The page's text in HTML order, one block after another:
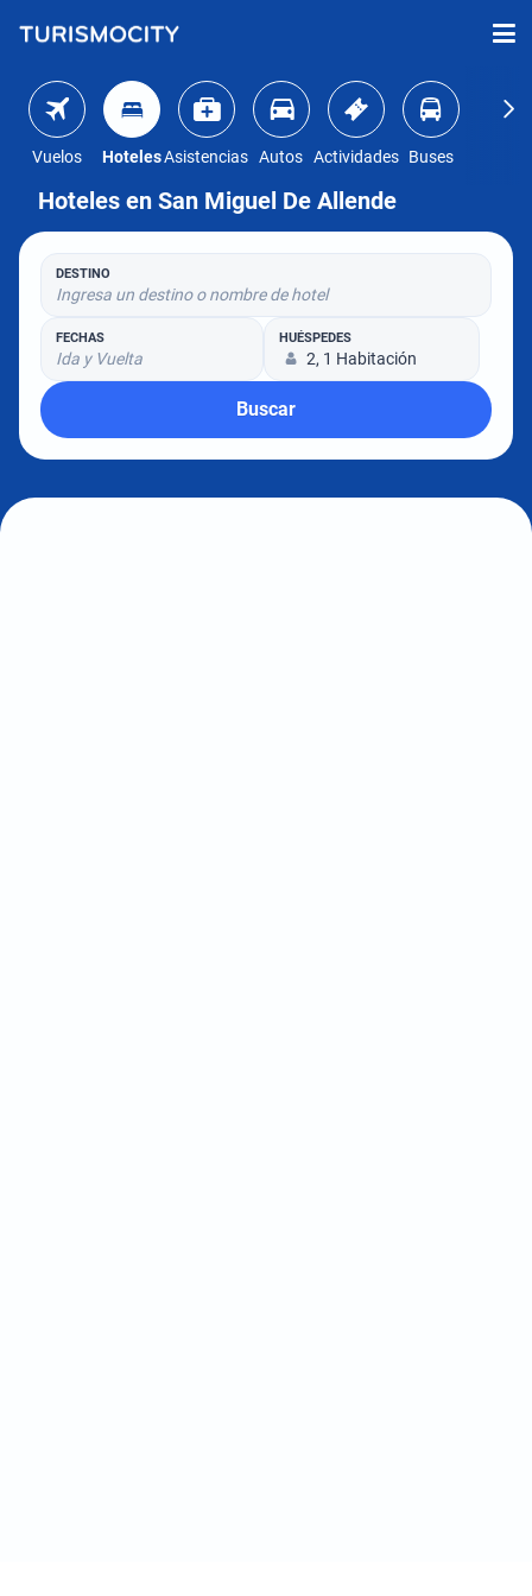
Vuelos HotelesAsistencias Autos Actividades Buses
Hoteles en San Miguel De Allende
DESTINO
Ingresa un destino o nombre de hotel
FECHAS
Ida y Vuelta
HUÉSPEDES
2, 1 Habitación
Buscar